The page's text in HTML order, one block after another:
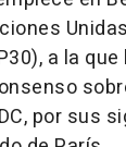
a la
por sus